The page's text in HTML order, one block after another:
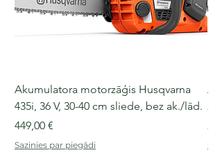
Akumulatora motorzāģis Husqvarna
435i, 36 V, 30-40 cm sliede, bez ak./lād.
Cena
449,00 €
Sazinies par piegādi